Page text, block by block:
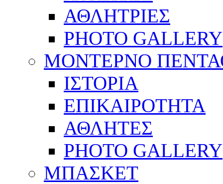
ΑΘΛΗΤΡΙΕΣ
PHOTO GALLERY
ΜΟΝΤΕΡΝΟ
ΙΣΤΟΡΙΑ
ΕΠΙΚΑΙΡΟΤΗΤΑ
ΑΘΛΗΤΕΣ
PHOTO GALLERY
ΜΠΑΣΚΕΤ